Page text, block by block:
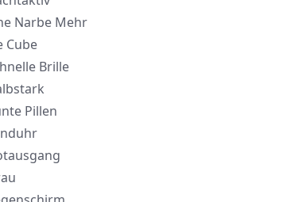
Narbe Mehr
Cube
Brille
Pillen